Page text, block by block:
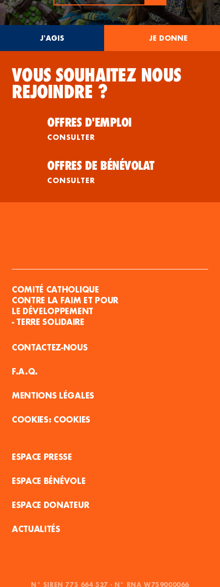
J'AGIS JE DONNE
VOUS SOUHAITEZ NOUS
REJOINDRE ?
OFFRES D'EMPLOI
CONSULTER
OFFRES DE BÉNÉVOLAT
CONSULTER
COMITÉ CATHOLIQUE
CONTRE LA FAIM ET POUR
LE DÉVELOPPEMENT
- TERRE SOLIDAIRE
CONTACTEZ-NOUS
F.A.Q.
MENTIONS LÉGALES
COOKIES
ESPACE PRESSE
ESPACE BÉNÉVOLE
ESPACE DONATEUR
ACTUALITÉS
N° SIREN 775 664 527 - N° RNA W759000066